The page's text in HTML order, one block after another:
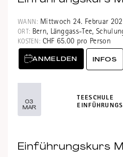
WANN: Mittwoch 24. Februar
ORT: Bern, Länggass-Tee,
KOSTEN: CHF 65.00 pro Person
ANMELDEN INFOS
03
MAR
TEESCHULE
Einführungskurs